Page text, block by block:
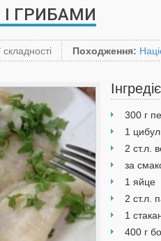
ГРИБАМИ
Походження:
300 г
1
2 ст.л.
за
1 яйце
2 ст.л.
1
400 г